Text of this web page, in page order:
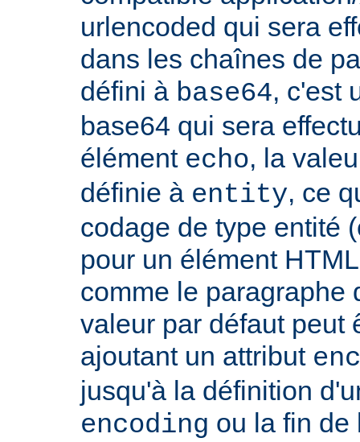
urlencoded qui sera
dans les chaînes de
défini à base64, c'est
base64 qui sera
élément echo, la
définie à entity, ce
codage de type entité
pour un élément
comme le paragraphe
valeur par défaut peut
ajoutant un attribut
jusqu'à la définition
encoding ou la fin de